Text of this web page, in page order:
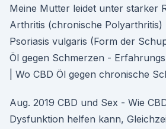
Meine Mutter leidet unter starker
Arthritis (chronische
Psoriasis vulgaris (Form der
Öl gegen Schmerzen -
| Wo CBD Öl gegen chronische
Aug. 2019 CBD und Sex - Wie
Dysfunktion helfen kann,